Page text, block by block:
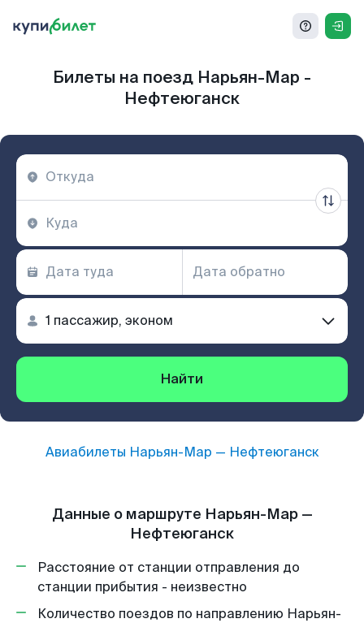
Билеты на поезд Нарьян-Мар -
Нефтеюганск
Найти
Авиабилеты Нарьян-Мар — Нефтеюганск
Данные о маршруте Нарьян-Мар —
Нефтеюганск
Расстояние от станции отправления до
станции прибытия - неизвестно
Количество поездов по направлению Нарьян-